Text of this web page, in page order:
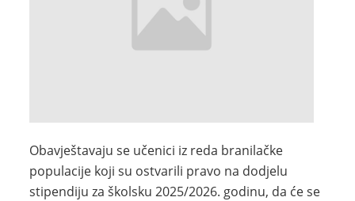
Obavještavaju se učenici iz reda branilačke
populacije koji su ostvarili pravo na dodjelu
stipendiju za školsku 2025/2026. godinu, da će se